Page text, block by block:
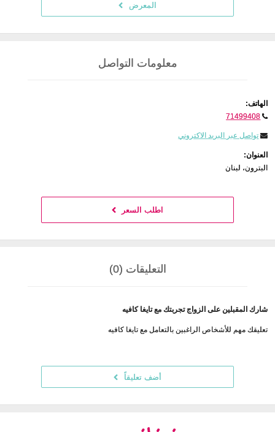
المعرض
معلومات التواصل
الهاتف:
71499408
تواصل عبر البريد الاكتروني
العنوان:
البترون، لبنان
اطلب السعر
التعليقات (0)
شارك المقبلين على الزواج تجربتك مع تايغا كافيه
تعليقك مهم للأشخاص الراغبين بالتعامل مع تايغا كافيه
أضف تعليقاً